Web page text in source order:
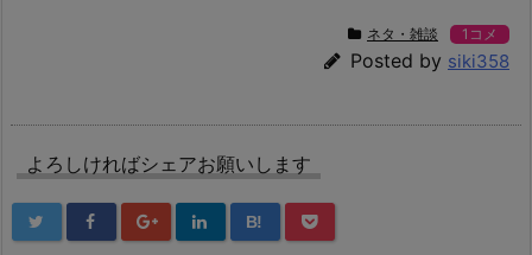
ネタ・雑談 1コメ
Posted by siki358
よろしければシェアお願いします
B!